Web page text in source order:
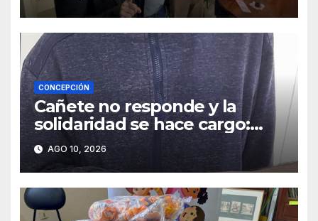
CONCEPCIÓN
Cañete no responde y la
solidaridad se hace cargo:
Félix recibirá ayuda durante
todo el año
AGO 10, 2026